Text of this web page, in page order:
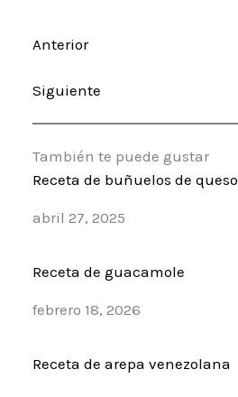
Anterior
Siguiente
También te puede gustar
Receta de buñuelos de queso
Fecha
abril 27, 2025
Receta de guacamole
Fecha
febrero 18, 2026
Receta de arepa venezolana